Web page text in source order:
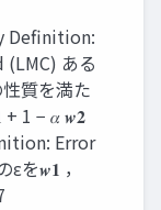
Definition:
ある
質を満た
+ 1 − 𝛼 𝒘𝟐
Error
を𝒘𝟏 ，